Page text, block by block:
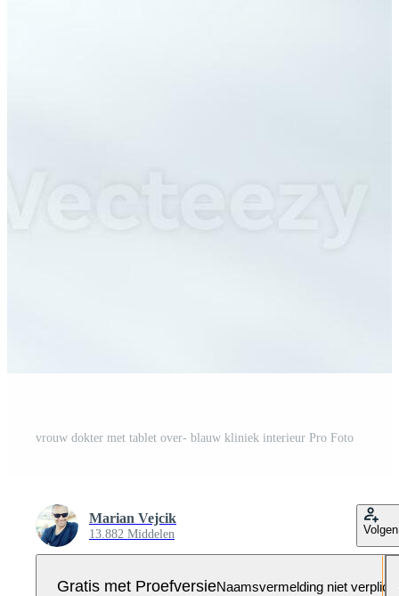
vrouw dokter met tablet over- blauw kliniek interieur Pro Foto
Marian Vejcik
13.882 Middelen Volgen
Gratis met ProefversieNaamsvermelding niet verplicht